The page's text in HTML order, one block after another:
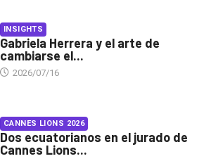
INSIGHTS
Gabriela Herrera y el arte de
cambiarse el...
2026/07/16
CANNES LIONS 2026
Dos ecuatorianos en el jurado de
Cannes Lions...